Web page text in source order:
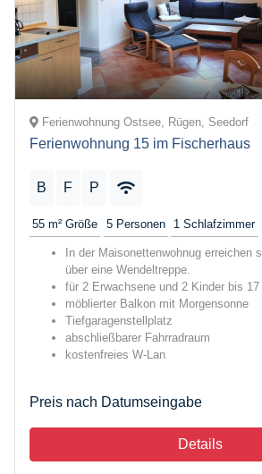
Ferienwohnung Ostsee, Rügen, Seedorf
Ferienwohnung 15 im Fischerhaus
B F P
55 m² Größe 5 Personen 1 Schlafzimmer
In der Maisonettenwohnug erreichen
über eine Wendeltreppe.
für 2 Erwachsene und 2 Kinder bis 17
möblierter Balkon mit Morgensonne
Tiefgaragenstellplatz
abschließbarer Fahrradraum
kostenfreies W-Lan
Preis nach Datumseingabe
Details